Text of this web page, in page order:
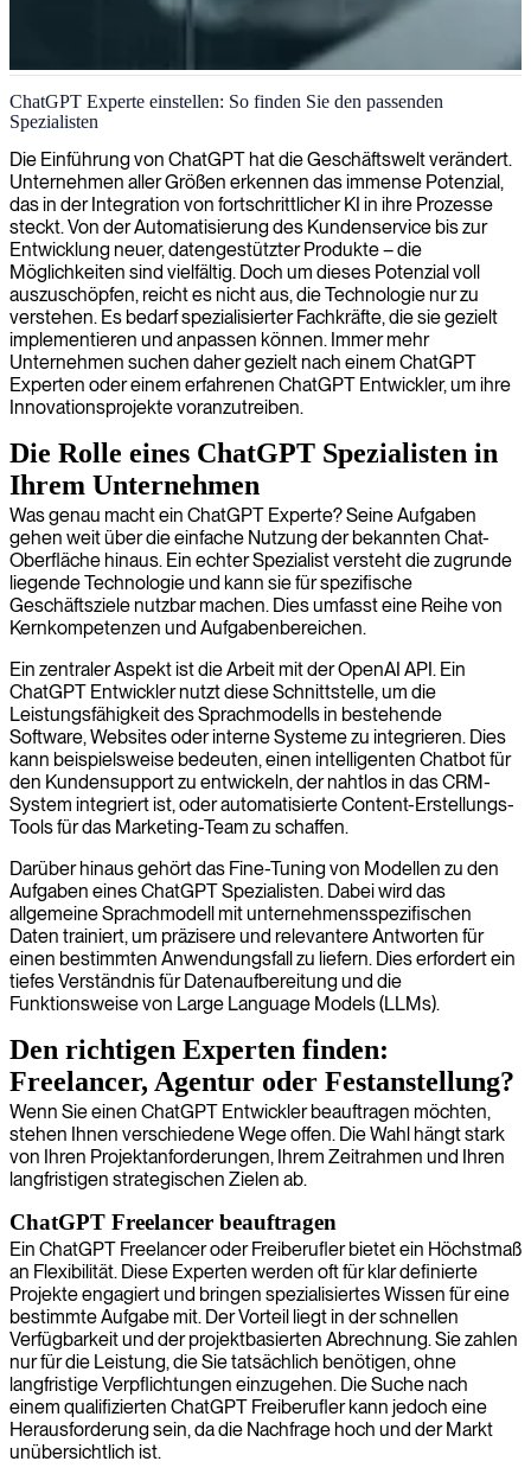
ChatGPT-Beratung und KI-Implementierung
Wir bieten spezialisierte ChatGPT-Beratung an, um Organisationen
dabei zu helfen, KI-gestützte Konversationstechnologie für
verbesserte Kundenerlebnisse, Workflow-Automatisierung und
Wettbewerbsvorteile zu nutzen.
ChatGPT Experte einstellen: So finden Sie den passenden
Spezialisten
Die Einführung von ChatGPT hat die Geschäftswelt verändert.
Unternehmen aller Größen erkennen das immense Potenzial,
das in der Integration von fortschrittlicher KI in ihre Prozesse
steckt. Von der Automatisierung des Kundenservice bis zur
Entwicklung neuer, datengestützter Produkte – die
Möglichkeiten sind vielfältig. Doch um dieses Potenzial voll
auszuschöpfen, reicht es nicht aus, die Technologie nur zu
verstehen. Es bedarf spezialisierter Fachkräfte, die sie gezielt
implementieren und anpassen können. Immer mehr
Unternehmen suchen daher gezielt nach einem ChatGPT
Experten oder einem erfahrenen ChatGPT Entwickler, um ihre
Innovationsprojekte voranzutreiben.
Die Rolle eines ChatGPT Spezialisten in
Ihrem Unternehmen
Was genau macht ein ChatGPT Experte? Seine Aufgaben
gehen weit über die einfache Nutzung der bekannten Chat-
Oberfläche hinaus. Ein echter Spezialist versteht die zugrunde
liegende Technologie und kann sie für spezifische
Geschäftsziele nutzbar machen. Dies umfasst eine Reihe von
Kernkompetenzen und Aufgabenbereichen.
Ein zentraler Aspekt ist die Arbeit mit der OpenAI API. Ein
ChatGPT Entwickler nutzt diese Schnittstelle, um die
Leistungsfähigkeit des Sprachmodells in bestehende
Software, Websites oder interne Systeme zu integrieren. Dies
kann beispielsweise bedeuten, einen intelligenten Chatbot für
den Kundensupport zu entwickeln, der nahtlos in das CRM-
System integriert ist, oder automatisierte Content-Erstellungs-
Tools für das Marketing-Team zu schaffen.
Darüber hinaus gehört das Fine-Tuning von Modellen zu den
Aufgaben eines ChatGPT Spezialisten. Dabei wird das
allgemeine Sprachmodell mit unternehmensspezifischen
Daten trainiert, um präzisere und relevantere Antworten für
einen bestimmten Anwendungsfall zu liefern. Dies erfordert ein
tiefes Verständnis für Datenaufbereitung und die
Funktionsweise von Large Language Models (LLMs).
Den richtigen Experten finden:
Freelancer, Agentur oder Festanstellung?
Wenn Sie einen ChatGPT Entwickler beauftragen möchten,
stehen Ihnen verschiedene Wege offen. Die Wahl hängt stark
von Ihren Projektanforderungen, Ihrem Zeitrahmen und Ihren
langfristigen strategischen Zielen ab.
ChatGPT Freelancer beauftragen
Ein ChatGPT Freelancer oder Freiberufler bietet ein Höchstmaß
an Flexibilität. Diese Experten werden oft für klar definierte
Projekte engagiert und bringen spezialisiertes Wissen für eine
bestimmte Aufgabe mit. Der Vorteil liegt in der schnellen
Verfügbarkeit und der projektbasierten Abrechnung. Sie zahlen
nur für die Leistung, die Sie tatsächlich benötigen, ohne
langfristige Verpflichtungen einzugehen. Die Suche nach
einem qualifizierten ChatGPT Freiberufler kann jedoch eine
Herausforderung sein, da die Nachfrage hoch und der Markt
unübersichtlich ist.